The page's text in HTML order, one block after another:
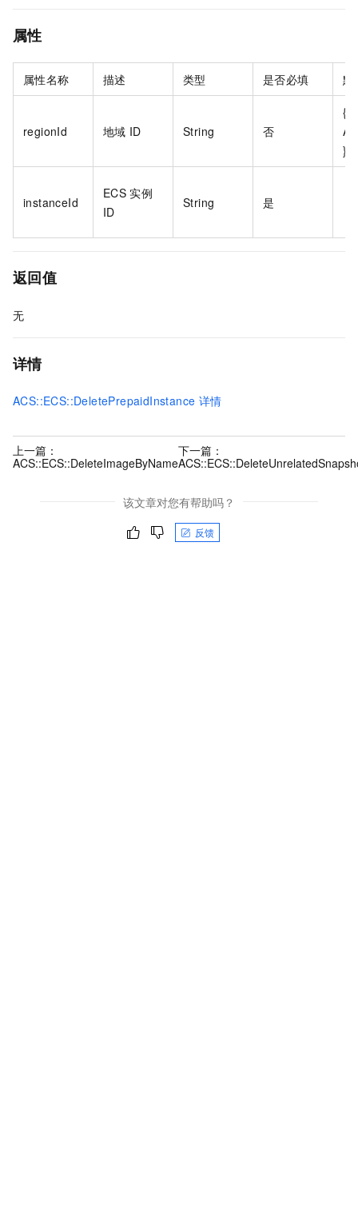
属性
属性名称 描述 类型 是否必填 默
regionId 地域 ID String 否
{{
}}
instanceId
ECS 实例
ID
String 是
返回值
无
详情
ACS::ECS::DeletePrepaidInstance 详情
上一篇：
ACS::ECS::DeleteImageByName
下一篇：
该文章对您有帮助吗？
反馈